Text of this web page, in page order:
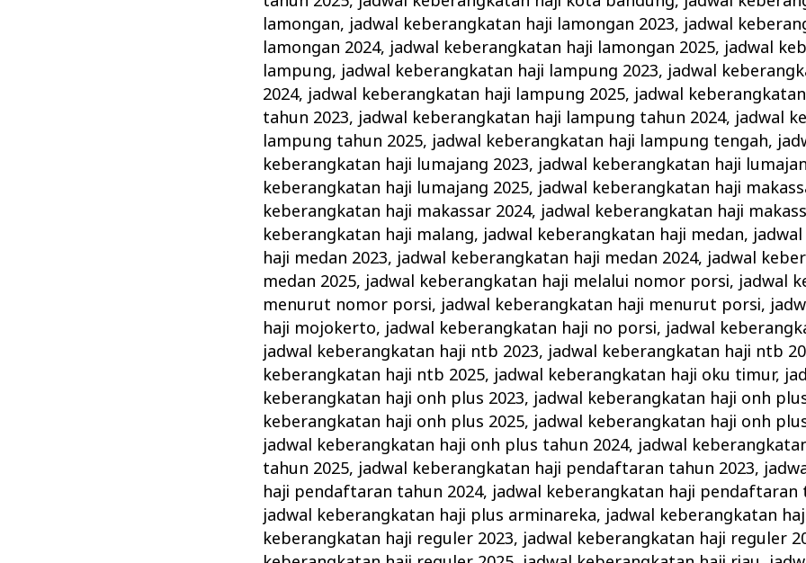
lamongan, jadwal keberangkatan haji lamongan 2023, jadwal
lamongan 2024, jadwal keberangkatan haji lamongan 2025, jadwal
lampung, jadwal keberangkatan haji lampung 2023, jadwal
2024, jadwal keberangkatan haji lampung 2025, jadwal
tahun 2023, jadwal keberangkatan haji lampung tahun 2024, jadwal
lampung tahun 2025, jadwal keberangkatan haji lampung tengah,
keberangkatan haji lumajang 2023, jadwal keberangkatan haji
keberangkatan haji lumajang 2025, jadwal keberangkatan haji
keberangkatan haji makassar 2024, jadwal keberangkatan haji
keberangkatan haji malang, jadwal keberangkatan haji medan,
haji medan 2023, jadwal keberangkatan haji medan 2024, jadwal
medan 2025, jadwal keberangkatan haji melalui nomor porsi, jadwal
menurut nomor porsi, jadwal keberangkatan haji menurut porsi,
haji mojokerto, jadwal keberangkatan haji no porsi, jadwal
jadwal keberangkatan haji ntb 2023, jadwal keberangkatan haji ntb
keberangkatan haji ntb 2025, jadwal keberangkatan haji oku timur,
keberangkatan haji onh plus 2023, jadwal keberangkatan haji onh
keberangkatan haji onh plus 2025, jadwal keberangkatan haji onh
jadwal keberangkatan haji onh plus tahun 2024, jadwal
tahun 2025, jadwal keberangkatan haji pendaftaran tahun 2023,
haji pendaftaran tahun 2024, jadwal keberangkatan haji pendaftaran
jadwal keberangkatan haji plus arminareka, jadwal keberangkatan
keberangkatan haji reguler 2023, jadwal keberangkatan haji reguler